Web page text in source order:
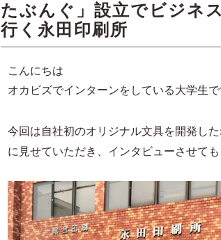
たぶんぐ」設立でビジネ
行く永田印刷所
こんにちは
オカビズでインターンをしている大学生で
今回は自社初のオリジナル文具を開発し
に見せていただき、インタビューさせても